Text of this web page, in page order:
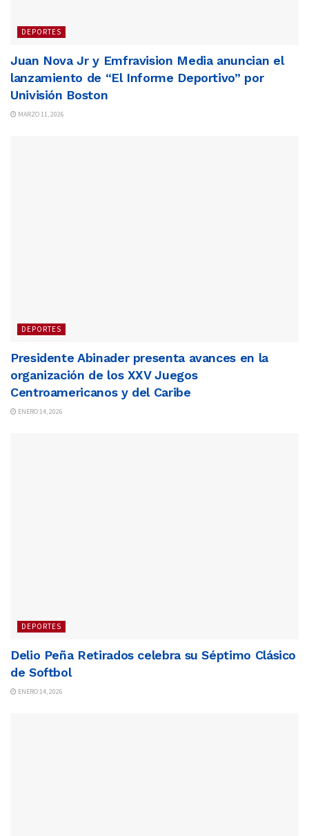
DEPORTES
Juan Nova Jr y Emfravision Media anuncian el
lanzamiento de “El Informe Deportivo” por
Univisión Boston
MARZO 11, 2026
DEPORTES
Presidente Abinader presenta avances en la
organización de los XXV Juegos
Centroamericanos y del Caribe
ENERO 14, 2026
DEPORTES
Delio Peña Retirados celebra su Séptimo Clásico
de Softbol
ENERO 14, 2026